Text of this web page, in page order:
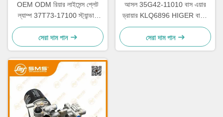
OEM ODM রিয়ার লাইসেন্স প্লেট
ল্যাম্প 37T73-17100 স্ট্যান্ডার্ড
সাইজ
সেরা দাম পান
আসল 35G42-11010 বাস এয়ার
ড্রায়ার KLQ6896 HIGER বাসের
খুচরা যন্ত্রাংশ
সেরা দাম পান